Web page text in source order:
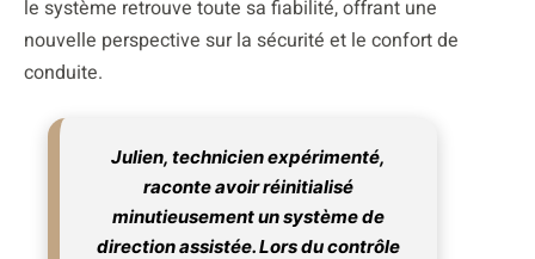
le système retrouve toute sa fiabilité, offrant une
nouvelle perspective sur la sécurité et le confort de
conduite.
Julien, technicien expérimenté,
raconte avoir réinitialisé
minutieusement un système de
direction assistée. Lors du contrôle